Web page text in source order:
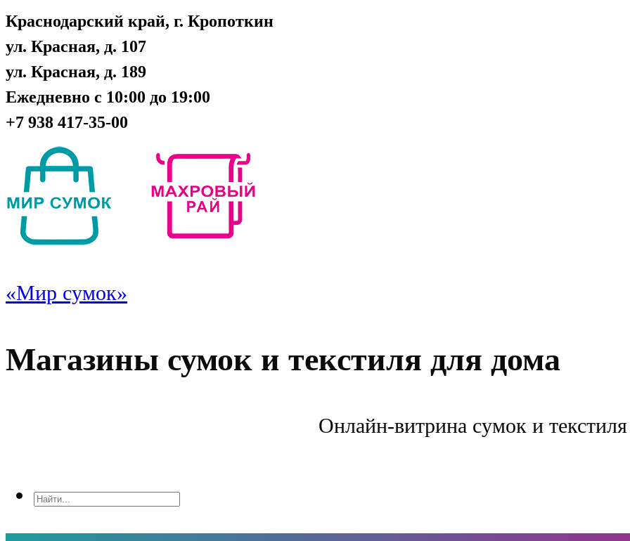
Краснодарский край, г. Кропоткин
ул. Красная, д. 107
ул. Красная, д. 189
Ежедневно с 10:00 до 19:00
+7 938 417-35-00
«Мир сумок»
Магазины сумок и текстиля для дома
Онлайн-витрина сумок и текстиля